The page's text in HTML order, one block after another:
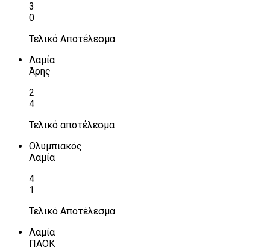
3
0
Τελικό Αποτέλεσμα
Λαμία
Άρης
2
4
Τελικό αποτέλεσμα
Ολυμπιακός
Λαμία
4
1
Τελικό Αποτέλεσμα
Λαμία
ΠΑΟΚ